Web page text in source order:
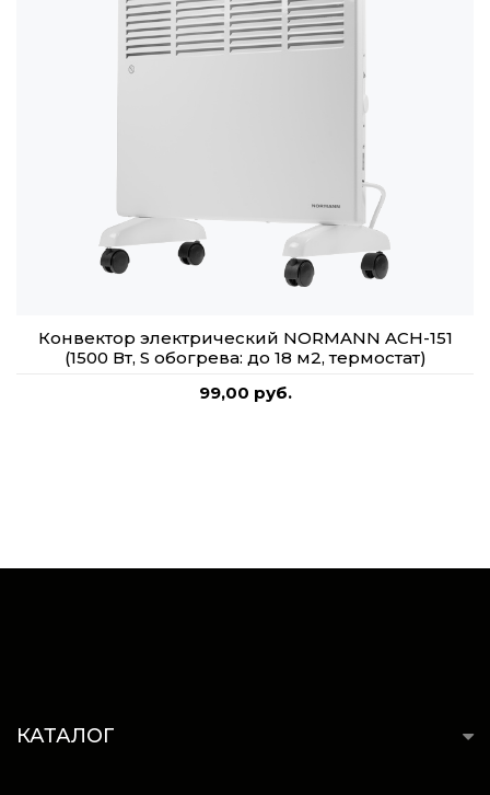
Конвектор электрический NORMANN ACH-151
(1500 Вт, S обогрева: до 18 м2, термостат)
99,00 руб.
КАТАЛОГ